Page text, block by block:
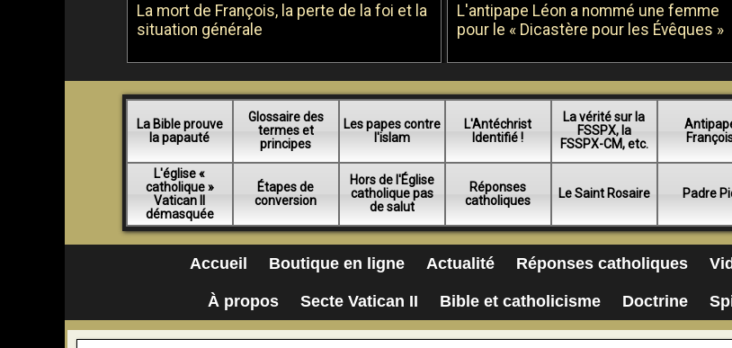
La mort de François, la perte de la foi et la
situation générale
L'antipape Léon a nommé une femme
pour le « Dicastère pour les Évêques »
La Bible prouve
la papauté
Glossaire des
termes et
principes
Les papes contre
l'islam
L'Antéchrist
Identifié !
La vérité sur la
FSSPX, la
FSSPX-CM, etc.
L'église «
catholique »
Vatican II
démasquée
Étapes de
conversion
Hors de l'Église
catholique pas
de salut
Réponses
catholiques
Le Saint Rosaire Padre
Accueil Boutique en ligne Actualité Réponses catholiques
À propos Secte Vatican II Bible et catholicisme Doctrine